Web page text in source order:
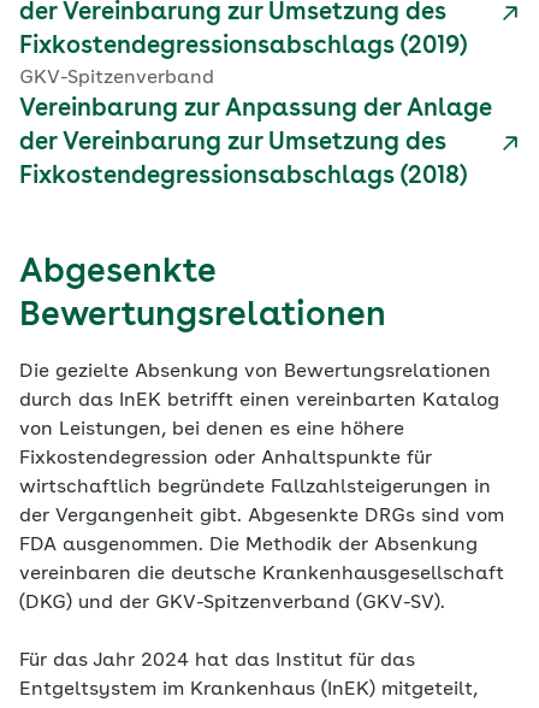
der Vereinbarung zur Umsetzung des
Fixkostendegressionsabschlags (2019)
GKV-Spitzenverband
Vereinbarung zur Anpassung der Anlage
der Vereinbarung zur Umsetzung des
Fixkostendegressionsabschlags (2018)
Abgesenkte
Bewertungsrelationen
Die gezielte Absenkung von Bewertungsrelationen
durch das InEK betrifft einen vereinbarten Katalog
von Leistungen, bei denen es eine höhere
Fixkostendegression oder Anhaltspunkte für
wirtschaftlich begründete Fallzahlsteigerungen in
der Vergangenheit gibt. Abgesenkte DRGs sind vom
FDA ausgenommen. Die Methodik der Absenkung
vereinbaren die deutsche Krankenhausgesellschaft
(DKG) und der GKV-Spitzenverband (GKV-SV).
Für das Jahr 2024 hat das Institut für das
Entgeltsystem im Krankenhaus (InEK) mitgeteilt,